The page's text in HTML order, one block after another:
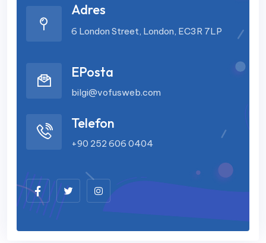
Adres
6 London Street, London, EC3R 7LP
EPosta
bilgi@vofusweb.com
Telefon
+90 252 606 0404